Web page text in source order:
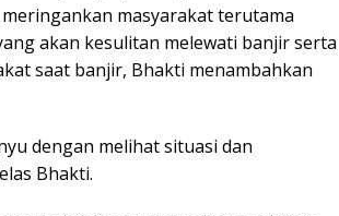
masyarakat terutama
akan kesulitan melewati banjir serta
saat banjir, Bhakti menambahkan
dengan melihat situasi dan
Bhakti.